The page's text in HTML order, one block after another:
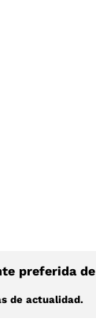
preferida de
de actualidad.